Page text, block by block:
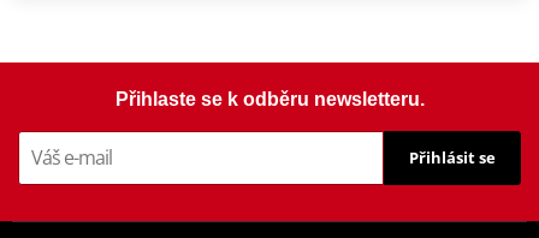
Přihlaste se k odběru newsletteru.
Přihlásit se